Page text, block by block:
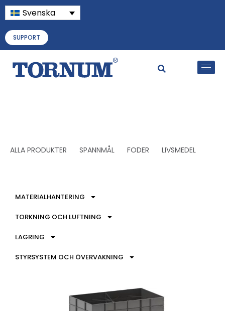
Svenska
SUPPORT
ALLA PRODUKTER SPANNMÅL FODER LIVSMEDEL
MATERIALHANTERING
TORKNING OCH LUFTNING
LAGRING
STYRSYSTEM OCH ÖVERVAKNING